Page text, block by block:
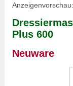
Anzeigenvorschau:
Plus 600
Neuware